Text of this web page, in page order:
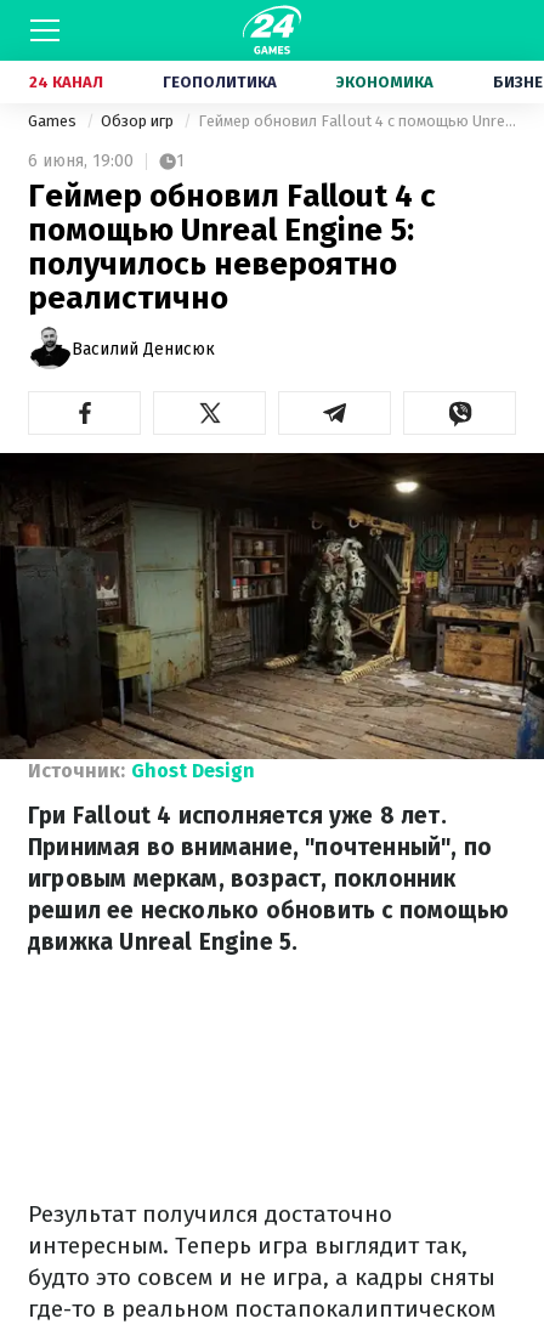
24 КАНАЛ ГЕОПОЛИТИКА ЭКОНОМИКА
Games Обзор игр Геймер обновил Fallout 4 с помощью Unreal Engine 5: получилось невероятно реалистично
6 июня, 19:00 1
Геймер обновил Fallout 4 с
помощью Unreal Engine 5:
получилось невероятно
реалистично
Василий Денисюк
Источник: Ghost Design
Гри Fallout 4 исполняется уже 8 лет.
Принимая во внимание, "почтенный", по
игровым меркам, возраст, поклонник
решил ее несколько обновить с помощью
движка Unreal Engine 5.
Результат получился достаточно
интересным. Теперь игра выглядит так,
будто это совсем и не игра, а кадры сняты
где-то в реальном постапокалиптическом